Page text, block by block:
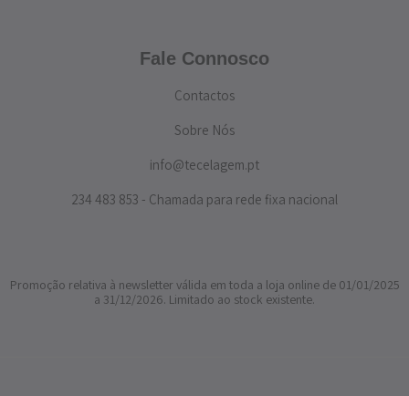
Fale Connosco
Contactos
Sobre Nós
info@tecelagem.pt
234 483 853 - Chamada para rede fixa nacional
Promoção relativa à newsletter válida em toda a loja online de 01/01/2025
a 31/12/2026. Limitado ao stock existente.